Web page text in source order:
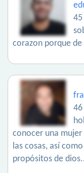
corazon porque de
conocer una
las cosas, así
propósitos de